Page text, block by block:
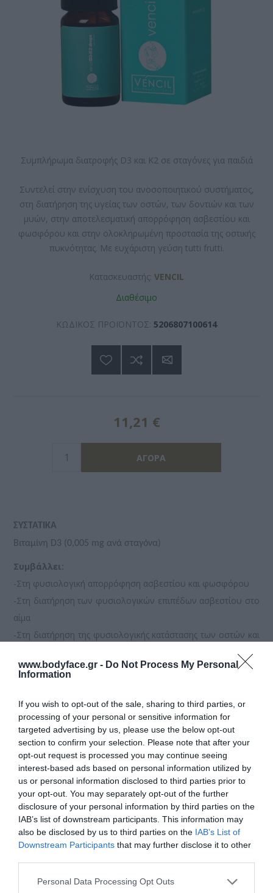
www.bodyface.gr - Do Not Process My Personal
Information
If you wish to opt-out of the sale, sharing to third parties, or
processing of your personal or sensitive information for
targeted advertising by us, please use the below opt-out
section to confirm your selection. Please note that after your
opt-out request is processed you may continue seeing
interest-based ads based on personal information utilized by
us or personal information disclosed to third parties prior to
your opt-out. You may separately opt-out of the further
disclosure of your personal information by third parties on the
IAB’s list of downstream participants. This information may
also be disclosed by us to third parties on the IAB’s List of
Downstream Participants that may further disclose it to other
Please note that this website/app uses one or more Google
Personal Data Processing Opt Outs
Συμπλήρωμα διατροφής D3 και Κ2 σε σταγόνες για παιδιά
Συντελεί στην ενίσχυση του ανοσοποιητικού συστήματος,
στη διατήρηση της υγείας των οστών, των δοντιών και των
μυών, στην αποτελεσματική απορρόφηση ασβεστίου και
φωσφόρου και στην ολοκληρωμένη προστασία της οστικής
πυκνότητας. Με ευχάριστη γεύση tutti frutti.
Κατασκευαστής: VENCIL
Διαθέσιμο
ΚΩΔΙΚΟΣ ΠΡΟΪΟΝΤΟΣ: 5206807100614
11,21 €
ΣΥΣΤΑΤΙΚΑ
Βιταμίνη D3 (0,005 mg ανά σταγόνα)
Συμβάλλει:
-Στη φυσιολογική απορρόφηση ασβεστίου και φωσφόρου
-Στη διατήρηση των φυσιολογικών επιπέδων ασβεστίου στο
αίμα
-Στη διατήρηση της φυσιολογικής κατάστασης των οστών και
-Στη φυσιολογική λειτουργία του ανοσοποιητικού
-Βιταμίνη Κ2 (0,01 mg ανά σταγόνα)
Συμβάλλει:
Στη φυσιολογική πήξη του αίματος
Στη διατήρηση της φυσιολογικής κατάστασης των οστών
ΕΝΔΕΙΞΕΙΣ
Ιδανικό για βρέφη και παιδιά
ΣΥΝΙΣΤΩΜΕΝΗ ΔΟΣΟΛΟΓΙΑ
Μία με δύο σταγόνες ημερησίως μαζί ή μετά από
κατανάλωση νερού, χυμού ή φαγητού.